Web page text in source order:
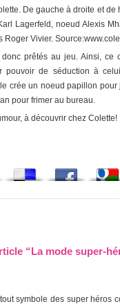
De gauche à droite et
Lagerfeld, noeud Alexis
Roger Vivier.
prêtés au jeu. Ainsi,
pouvoir de séduction à
crée un noeud papillon
pour frimer au bureau.
à découvrir chez Colette!
“La mode super-
symbole des super héros